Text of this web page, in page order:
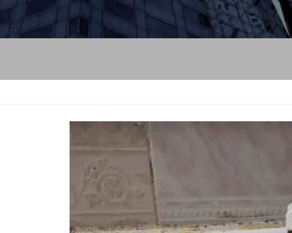
원룸 수전 작업